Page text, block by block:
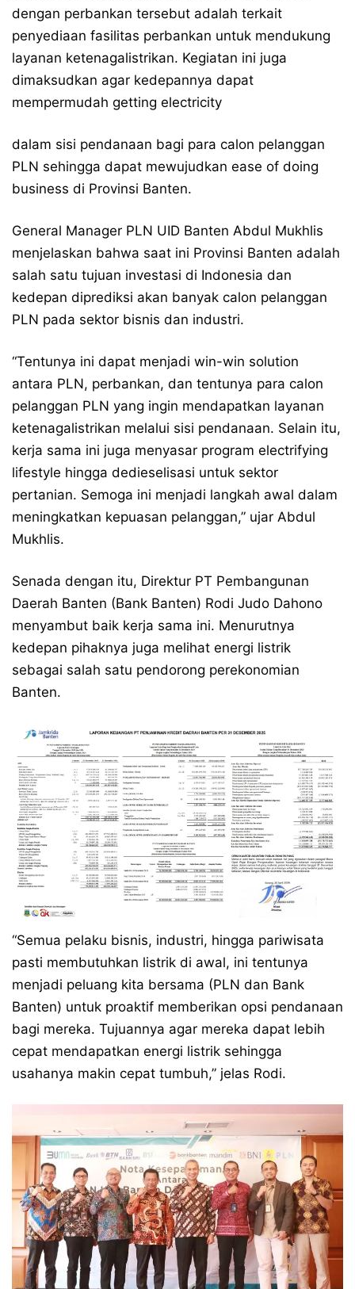
dengan perbankan tersebut adalah terkait
penyediaan fasilitas perbankan untuk mendukung
layanan ketenagalistrikan. Kegiatan ini juga
dimaksudkan agar kedepannya dapat
mempermudah getting electricity
dalam sisi pendanaan bagi para calon pelanggan
PLN sehingga dapat mewujudkan ease of doing
business di Provinsi Banten.
General Manager PLN UID Banten Abdul Mukhlis
menjelaskan bahwa saat ini Provinsi Banten adalah
salah satu tujuan investasi di Indonesia dan
kedepan diprediksi akan banyak calon pelanggan
PLN pada sektor bisnis dan industri.
“Tentunya ini dapat menjadi win-win solution
antara PLN, perbankan, dan tentunya para calon
pelanggan PLN yang ingin mendapatkan layanan
ketenagalistrikan melalui sisi pendanaan. Selain itu,
kerja sama ini juga menyasar program electrifying
lifestyle hingga dedieselisasi untuk sektor
pertanian. Semoga ini menjadi langkah awal dalam
meningkatkan kepuasan pelanggan,” ujar Abdul
Mukhlis.
Senada dengan itu, Direktur PT Pembangunan
Daerah Banten (Bank Banten) Rodi Judo Dahono
menyambut baik kerja sama ini. Menurutnya
kedepan pihaknya juga melihat energi listrik
sebagai salah satu pendorong perekonomian
Banten.
“Semua pelaku bisnis, industri, hingga pariwisata
pasti membutuhkan listrik di awal, ini tentunya
menjadi peluang kita bersama (PLN dan Bank
Banten) untuk proaktif memberikan opsi pendanaan
bagi mereka. Tujuannya agar mereka dapat lebih
cepat mendapatkan energi listrik sehingga
usahanya makin cepat tumbuh,” jelas Rodi.